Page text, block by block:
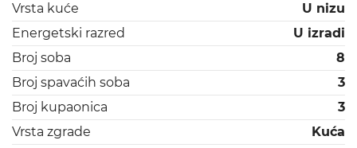
Vrsta kuće
U nizu
Energetski razred
U izradi
Broj soba
8
Broj spavaćih soba
3
Broj kupaonica
3
Vrsta zgrade
Kuća